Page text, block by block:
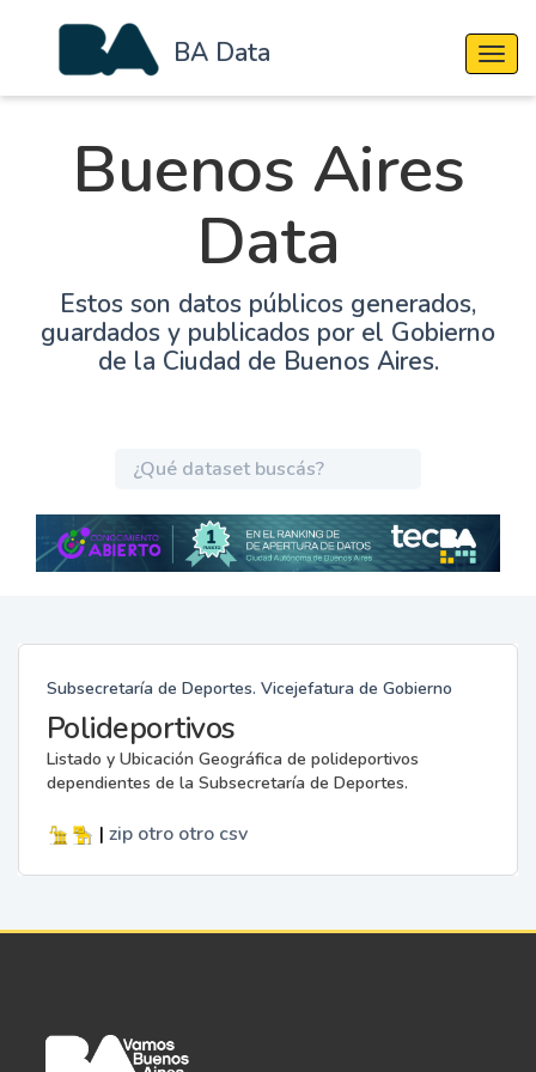
BA Data
Buenos Aires
Data
Estos son datos públicos generados,
guardados y publicados por el Gobierno
de la Ciudad de Buenos Aires.
Subsecretaría de Deportes. Vicejefatura de Gobierno
Polideportivos
Listado y Ubicación Geográfica de polideportivos
dependientes de la Subsecretaría de Deportes.
| zip otro otro csv